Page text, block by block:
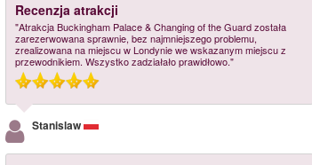
Recenzja atrakcji
"Atrakcja Buckingham Palace & Changing of the Guard została
zarezerwowana sprawnie, bez najmniejszego problemu,
zrealizowana na miejscu w Londynie we wskazanym miejscu z
przewodnikiem. Wszystko zadziałało prawidłowo."
Stanislaw